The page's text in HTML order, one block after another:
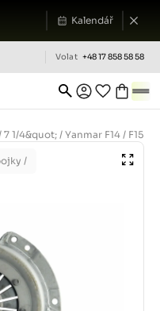
Kalendář
Volat +48 17 858 58 58
1/4&quot; / Yanmar F14 / F15 /
/